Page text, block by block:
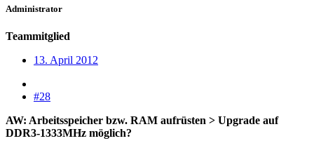
Administrator
Teammitglied
13. April 2012
#28
AW: Arbeitsspeicher bzw. RAM aufrüsten > Upgrade auf
DDR3-1333MHz möglich?